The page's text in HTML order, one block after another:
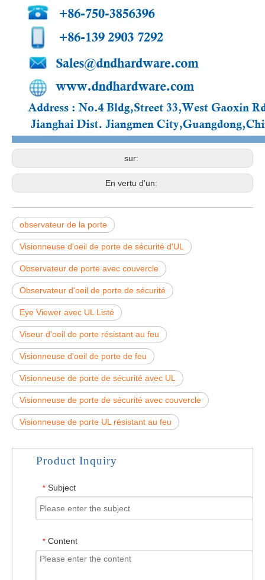
sur:
En vertu d'un:
observateur de la porte
Visionneuse d'oeil de porte de sécurité d'UL
Observateur de porte avec couvercle
Observateur d'oeil de porte de sécurité
Eye Viewer avec UL Listé
Viseur d'oeil de porte résistant au feu
Visionneuse d'oeil de porte de feu
Visionneuse de porte de sécurité avec UL
Visionneuse de porte de sécurité avec couvercle
Visionneuse de porte UL résistant au feu
Product Inquiry
* Subject
* Content